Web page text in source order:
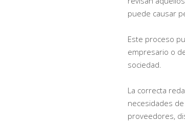
puede causar
Este proceso
empresario o
sociedad.
La correcta
necesidades
proveedores,